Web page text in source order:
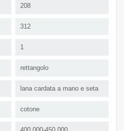
208
312
1
rettangolo
lana cardata a mano e seta
cotone